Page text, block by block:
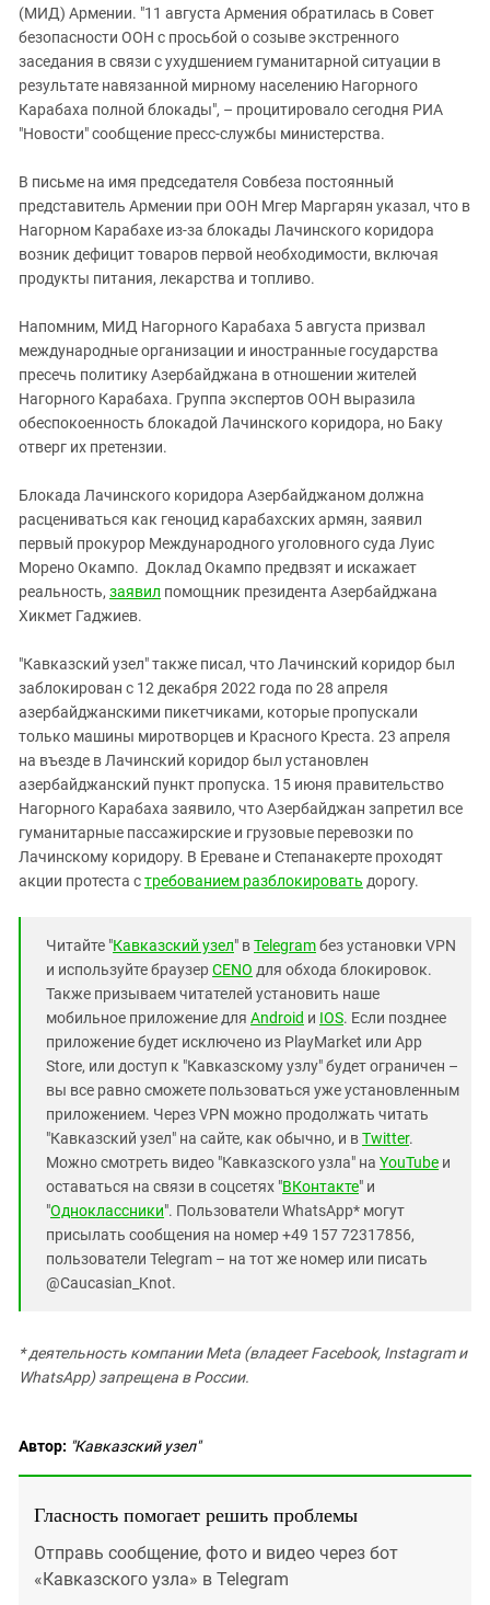
(МИД) Армении. "11 августа Армения обратилась в Совет
безопасности ООН с просьбой о созыве экстренного
заседания в связи с ухудшением гуманитарной ситуации в
результате навязанной мирному населению Нагорного
Карабаха полной блокады", – процитировало сегодня РИА
"Новости" сообщение пресс-службы министерства.
В письме на имя председателя Совбеза постоянный
представитель Армении при ООН Мгер Маргарян указал, что в
Нагорном Карабахе из-за блокады Лачинского коридора
возник дефицит товаров первой необходимости, включая
продукты питания, лекарства и топливо.
Напомним, МИД Нагорного Карабаха 5 августа призвал
международные организации и иностранные государства
пресечь политику Азербайджана в отношении жителей
Нагорного Карабаха. Группа экспертов ООН выразила
обеспокоенность блокадой Лачинского коридора, но Баку
отверг их претензии.
Блокада Лачинского коридора Азербайджаном должна
расцениваться как геноцид карабахских армян, заявил
первый прокурор Международного уголовного суда Луис
Морено Окампо. Доклад Окампо предвзят и искажает
реальность, заявил помощник президента Азербайджана
Хикмет Гаджиев.
"Кавказский узел" также писал, что Лачинский коридор был
заблокирован с 12 декабря 2022 года по 28 апреля
азербайджанскими пикетчиками, которые пропускали
только машины миротворцев и Красного Креста. 23 апреля
на въезде в Лачинский коридор был установлен
азербайджанский пункт пропуска. 15 июня правительство
Нагорного Карабаха заявило, что Азербайджан запретил все
гуманитарные пассажирские и грузовые перевозки по
Лачинскому коридору. В Ереване и Степанакерте проходят
акции протеста стребованием разблокировать дорогу.
Читайте "Кавказский узел" вTelegramбез установки VPN
и используйте браузерCENO для обхода блокировок.
Также призываем читателей установить наше
мобильное приложение для Android и IOS. Если позднее
приложение будет исключено из PlayMarket или App
Store, или доступ к "Кавказскому узлу" будет ограничен –
вы все равно сможете пользоваться уже установленным
приложением. Через VPN можно продолжать читать
"Кавказский узел" на сайте, как обычно, и вTwitter.
Можно смотреть видео "Кавказского узла" на YouTube и
оставаться на связи в соцсетях "ВКонтакте" и
"Одноклассники". Пользователи WhatsApp* могут
присылать сообщения на номер +49 157 72317856,
пользователи Telegram – на тот же номер или писать
@Caucasian_Knot.
* деятельность компании Meta (владеет Facebook, Instagram и
WhatsApp) запрещена в России.
Автор: "Кавказский узел"
Гласность помогает решить проблемы
Отправь сообщение, фото и видео через бот
«Кавказского узла» в Telegram